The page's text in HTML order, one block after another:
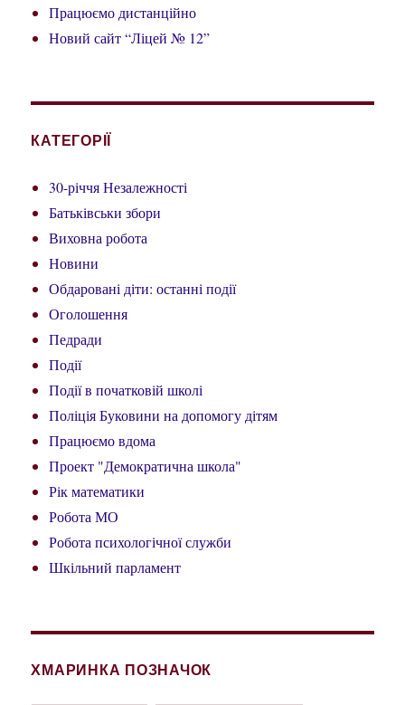
Працюємо дистанційно
Новий сайт “Ліцей № 12”
КАТЕГОРІЇ
30-річчя Незалежності
Батьківськи збори
Виховна робота
Новини
Обдаровані діти: останні події
Оголошення
Педради
Події
Події в початковій школі
Поліція Буковини на допомогу дітям
Працюємо вдома
Проект "Демократична школа"
Рік математики
Робота МО
Робота психологічної служби
Шкільний парламент
ХМАРИНКА ПОЗНАЧОК